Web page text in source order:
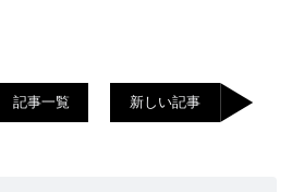
記事一覧 新しい記事